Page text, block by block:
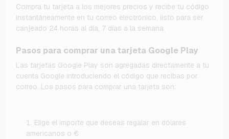
Compra tu tarjeta a los mejores precios y recibe tu código
instantáneamente en tu correo electrónico, listo para ser
canjeado 24 horas al día, 7 días a la semana.
Pasos para comprar una tarjeta Google Play
Las tarjetas Google Play son agregadas directamente a tu
cuenta Google introduciendo el código que recibas por
correo. Los pasos para comprar una tarjeta son:
Elige el importe que deseas regalar en dólares
americanos o €